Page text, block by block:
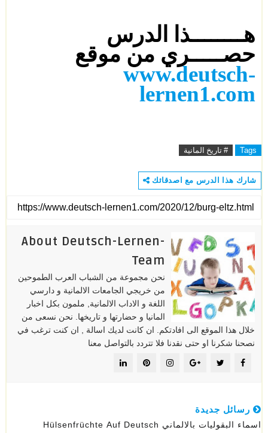
هــــــــذا الدرس
حصـــــري من موقع
www.deutsch-
lernen1.com
Tags # تاريخ المانية
شارك هذا الدرس مع اصدقائك
About Deutsch-Lernen-
Team
نحن مجموعة من الشباب العرب الطموحين
من خريجي الجامعات الالمانية و دارسي
اللغة و الاداب الالمانية, ملمون بكل اخبار
المانيا و حضارتها و تاريخها. نحن نسعى من
خلال هذا الموقع الى افادتكم. ان كانت لديك اسالة , ان كنت ترغب في
نصحنا شكرنا او حتى نقدنا فلا تتردد بالتواصل معنا
رسائل جديدة
اسماء البقوليات بالالماني Hülsenfrüchte Auf Deutsch